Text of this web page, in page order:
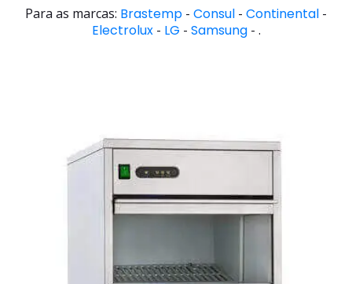
Para as marcas: Brastemp - Consul - Continental -
Electrolux- LG - Samsung- .